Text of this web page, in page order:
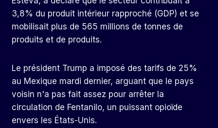
3,8% du produit intérieur rapproché (GDP) et se
mobilisait plus de 565 millions de tonnes de
produits et de produits.
Le président Trump a imposé des tarifs de 25%
au Mexique mardi dernier, arguant que le pays
voisin n'a pas fait assez pour arrêter la
circulation de Fentanilo, un puissant opioïde
envers les États-Unis.